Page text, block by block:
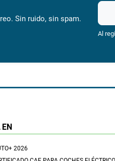
Sin ruido, sin spam.
Al
EN
2026